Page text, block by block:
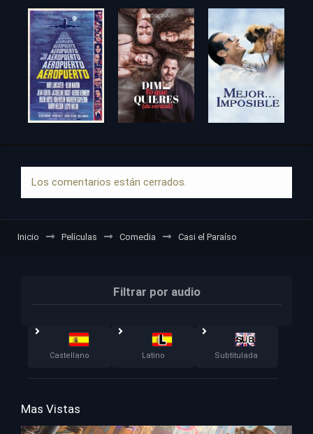
Los comentarios están cerrados.
Inicio Películas Comedia Casi el Paraíso
Filtrar por audio
Castellano Latino Subtitulada
Mas Vistas